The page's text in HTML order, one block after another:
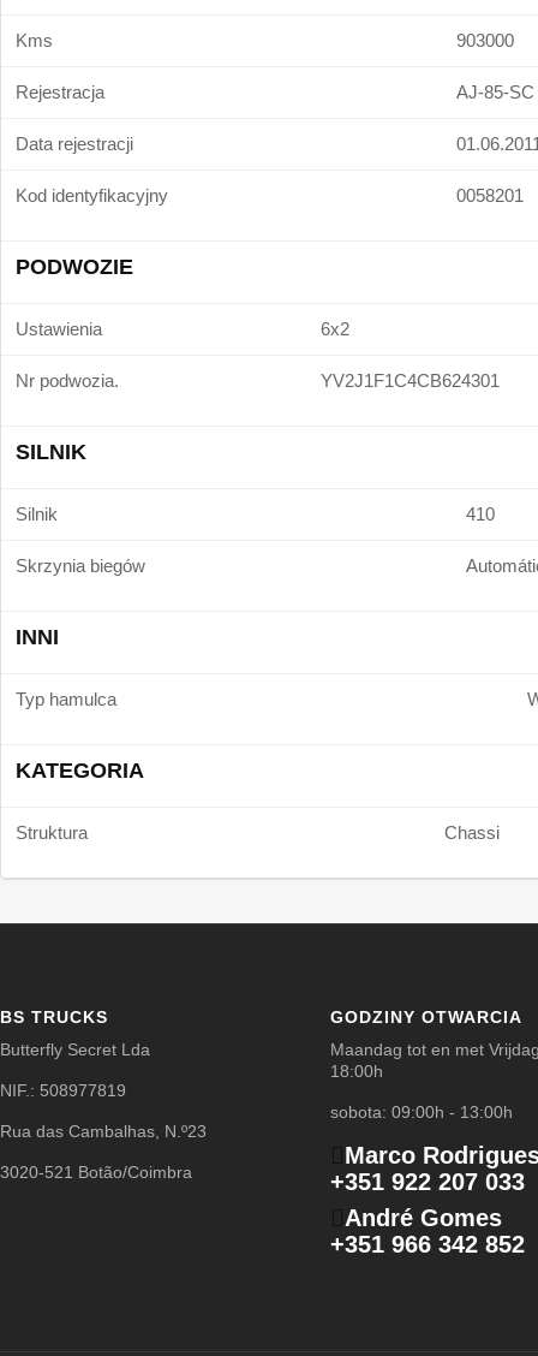
Kms 903000
Rejestracja AJ-85-SC
Data rejestracji 01.06.2011
Kod identyfikacyjny 0058201
PODWOZIE
Ustawienia 6x2
Nr podwozia. YV2J1F1C4CB624301
SILNIK
Silnik 410
Skrzynia biegów
INNI
Typ hamulca
KATEGORIA
Struktura Chassi
BS TRUCKS
Butterfly Secret Lda
NIF.: 508977819
Rua das Cambalhas, N.º23
3020-521 Botão/Coimbra
GODZINY OTWARCIA
Maandag tot en met
18:00h
sobota: 09:00h - 13:00h
Marco
+351 922 207 033
André Gomes
+351 966 342 852